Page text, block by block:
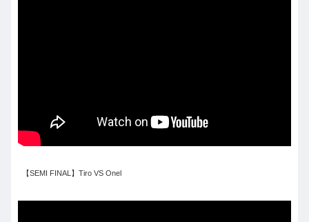
【SEMI FINAL】Tiro VS Onel